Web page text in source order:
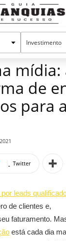
mídia:
de
para
Twitter
leads
de clientes e,
faturamento.
está cada dia